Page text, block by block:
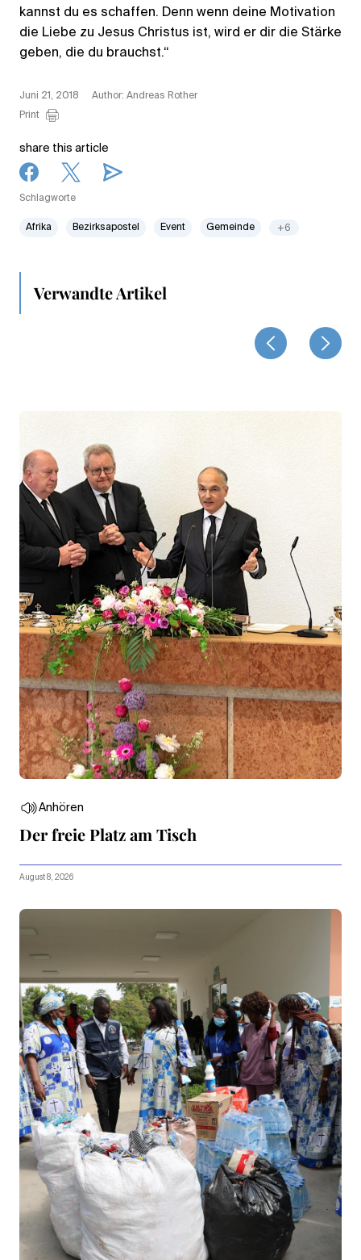
kannst du es schaffen. Denn wenn deine Motivation
die Liebe zu Jesus Christus ist, wird er dir die Stärke
geben, die du brauchst.“
Juni 21, 2018
Author: Andreas Rother
Print
share this article
Schlagworte
Afrika Bezirksapostel Event Gemeinde +6
Verwandte Artikel
Anhören
Der freie Platz am Tisch
August 8, 2026